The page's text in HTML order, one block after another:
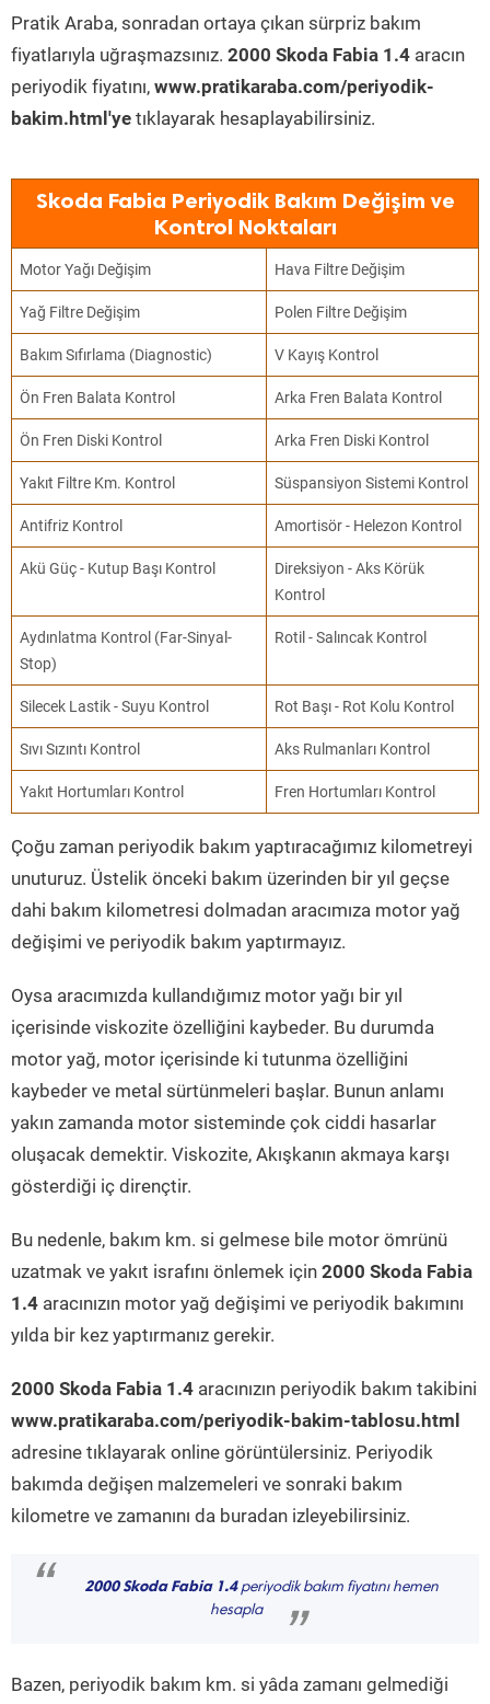
Pratik Araba, sonradan ortaya çıkan sürpriz bakım
fiyatlarıyla uğraşmazsınız. 2000 Skoda Fabia 1.4 aracın
periyodik fiyatını, www.pratikaraba.com/periyodik-
bakim.html'ye tıklayarak hesaplayabilirsiniz.
Skoda Fabia Periyodik Bakım Değişim ve
Kontrol Noktaları
Motor Yağı Değişim Hava Filtre Değişim
Yağ Filtre Değişim Polen Filtre Değişim
Bakım Sıfırlama (Diagnostic) V Kayış Kontrol
Ön Fren Balata Kontrol Arka Fren Balata Kontrol
Ön Fren Diski Kontrol Arka Fren Diski Kontrol
Yakıt Filtre Km. Kontrol Süspansiyon Sistemi Kontrol
Antifriz Kontrol Amortisör - Helezon Kontrol
Akü Güç - Kutup Başı Kontrol
Direksiyon - Aks Körük
Kontrol
Aydınlatma Kontrol (Far-Sinyal-
Stop)
Rotil - Salıncak Kontrol
Silecek Lastik - Suyu Kontrol Rot Başı - Rot Kolu Kontrol
Sıvı Sızıntı Kontrol Aks Rulmanları Kontrol
Yakıt Hortumları Kontrol Fren Hortumları Kontrol
Çoğu zaman periyodik bakım yaptıracağımız kilometreyi
unuturuz. Üstelik önceki bakım üzerinden bir yıl geçse
dahi bakım kilometresi dolmadan aracımıza motor yağ
değişimi ve periyodik bakım yaptırmayız.
Oysa aracımızda kullandığımız motor yağı bir yıl
içerisinde viskozite özelliğini kaybeder. Bu durumda
motor yağ, motor içerisinde ki tutunma özelliğini
kaybeder ve metal sürtünmeleri başlar. Bunun anlamı
yakın zamanda motor sisteminde çok ciddi hasarlar
oluşacak demektir. Viskozite, Akışkanın akmaya karşı
gösterdiği iç dirençtir.
Bu nedenle, bakım km. si gelmese bile motor ömrünü
uzatmak ve yakıt israfını önlemek için 2000 Skoda Fabia
1.4 aracınızın motor yağ değişimi ve periyodik bakımını
yılda bir kez yaptırmanız gerekir.
2000 Skoda Fabia 1.4 aracınızın periyodik bakım takibini
www.pratikaraba.com/periyodik-bakim-tablosu.html
adresine tıklayarak online görüntülersiniz. Periyodik
bakımda değişen malzemeleri ve sonraki bakım
kilometre ve zamanını da buradan izleyebilirsiniz.
“ 2000 Skoda Fabia 1.4periyodik bakım fiyatını hemen
hesapla
”
Bazen, periyodik bakım km. si yâda zamanı gelmediği